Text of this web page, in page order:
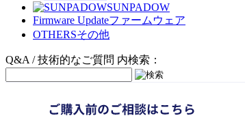
SUNPADOW
Firmware Updateファームウェア
OTHERSその他
Q&A / 技術的なご質問 内検索：